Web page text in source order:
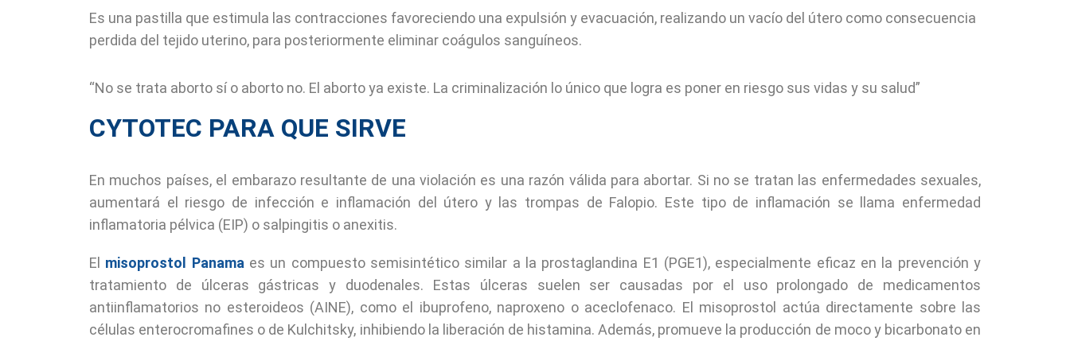
Es una pastilla que estimula las contracciones favoreciendo una expulsión y evacuación, realizando un vacío del útero como consecuencia
perdida del tejido uterino, para posteriormente eliminar coágulos sanguíneos.
“No se trata aborto sí o aborto no. El aborto ya existe. La criminalización lo único que logra es poner en riesgo sus vidas y su salud”
CYTOTEC PARA QUE SIRVE
En muchos países, el embarazo resultante de una violación es una razón válida para abortar. Si no se tratan las enfermedades sexuales,
aumentará el riesgo de infección e inflamación del útero y las trompas de Falopio. Este tipo de inflamación se llama enfermedad
inflamatoria pélvica (EIP) o salpingitis o anexitis.
El misoprostol Panama es un compuesto semisintético similar a la prostaglandina E1 (PGE1), especialmente eficaz en la prevención y
tratamiento de úlceras gástricas y duodenales. Estas úlceras suelen ser causadas por el uso prolongado de medicamentos
antiinflamatorios no esteroideos (AINE), como el ibuprofeno, naproxeno o aceclofenaco. El misoprostol actúa directamente sobre las
células enterocromafines o de Kulchitsky, inhibiendo la liberación de histamina. Además, promueve la producción de moco y bicarbonato en